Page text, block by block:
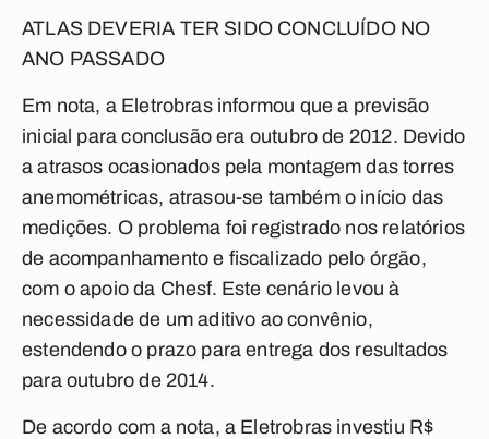
ATLAS DEVERIA TER SIDO CONCLUÍDO NO
ANO PASSADO
Em nota, a Eletrobras informou que a previsão
inicial para conclusão era outubro de 2012. Devido
a atrasos ocasionados pela montagem das torres
anemométricas, atrasou-se também o início das
medições. O problema foi registrado nos relatórios
de acompanhamento e fiscalizado pelo órgão,
com o apoio da Chesf. Este cenário levou à
necessidade de um aditivo ao convênio,
estendendo o prazo para entrega dos resultados
para outubro de 2014.
De acordo com a nota, a Eletrobras investiu R$